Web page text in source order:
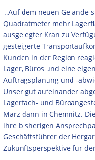
„Auf dem neuen Gelände
Quadratmeter mehr
ausgelegter Kran zu
gesteigerte
Kunden in der Region
Lager, Büros und eine
Auftragsplanung und -
Unser gut aufeinander
Lagerfach- und
März dann in Chemnitz.
ihre bisherigen
Geschäftsführer der
Zukunftsperspektive für